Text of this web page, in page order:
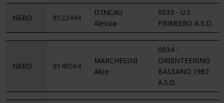
NERO 8522444
D'INCAU
Alessia
0033 - U.S.
PRIMIERO A.S.D.
NERO 8140594
MARCHESINI
Alice
0034 -
ORIENTEERING
BASSANO 1982
A.S.D.